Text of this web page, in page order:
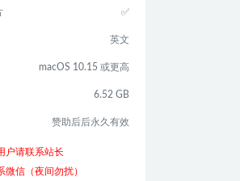
✅
英文
macOS 10.15 或更高
6.52 GB
赞助后后永久有效
户请联系站长
微信（夜间勿扰）